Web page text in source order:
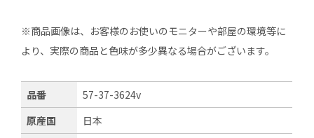
※商品画像は、お客様のお使いのモニターや部屋の環境等に
より、実際の商品と色味が多少異なる場合がございます。
品番
57-37-3624v
原産国
日本